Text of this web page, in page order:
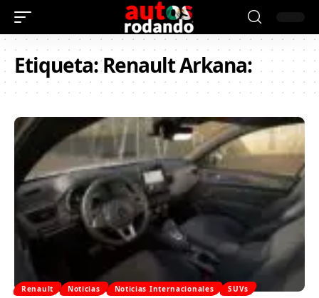
Etiqueta:Renault Arkana:
Renault Noticias Noticias Internacionales SUVs